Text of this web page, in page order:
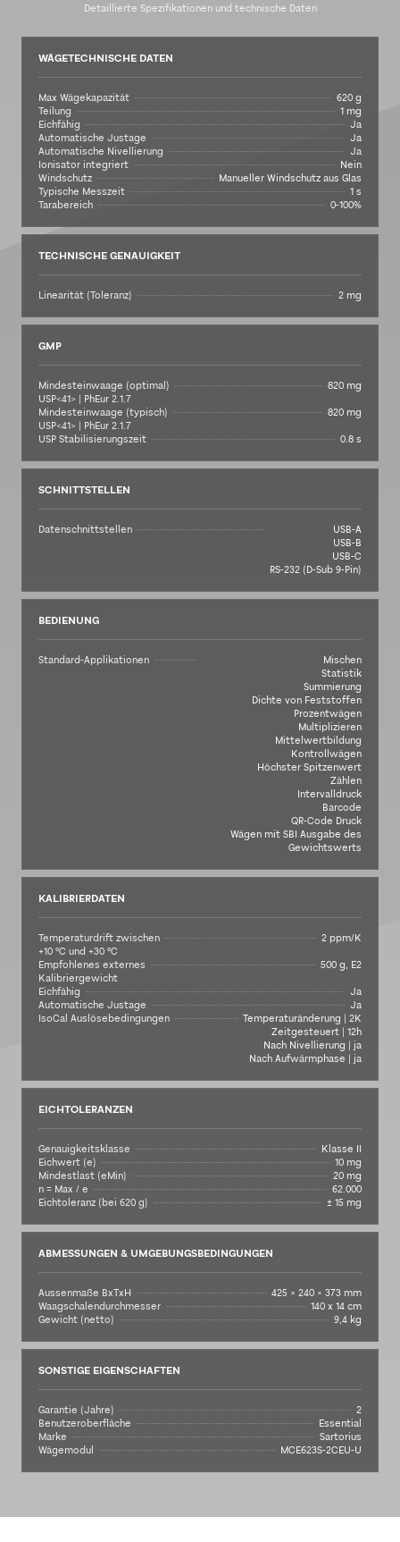
Detaillierte Spezifikationen und technische Daten
WÄGETECHNISCHE DATEN
Max Wägekapazität
620 g
Teilung
1 mg
Eichfähig
Ja
Automatische Justage
Ja
Automatische Nivellierung
Ja
Ionisator integriert
Nein
Windschutz
Manueller Windschutz aus Glas
Typische Messzeit
1 s
Tarabereich
0-100%
TECHNISCHE GENAUIGKEIT
Linearität (Toleranz) 2 mg
GMP
Mindesteinwaage (optimal)
USP<41> | PhEur 2.1.7
820 mg
Mindesteinwaage (typisch)
USP<41> | PhEur 2.1.7
820 mg
USP Stabilisierungszeit
0.8 s
SCHNITTSTELLEN
Datenschnittstellen
USB-A
USB-B
USB-C
RS-232 (D-Sub 9-Pin)
BEDIENUNG
Standard-Applikationen
Mischen
Statistik
Summierung
Dichte von Feststoffen
Prozentwägen
Multiplizieren
Mittelwertbildung
Kontrollwägen
Höchster Spitzenwert
Zählen
Intervalldruck
Barcode
QR-Code Druck
Wägen mit SBI Ausgabe des
Gewichtswerts
KALIBRIERDATEN
Temperaturdrift zwischen
+10 °C und +30 °C
2 ppm/K
Empfohlenes externes
Kalibriergewicht
500 g, E2
Eichfähig
Ja
Automatische Justage
Ja
IsoCal Auslösebedingungen
Temperaturänderung | 2K
Zeitgesteuert | 12h
Nach Nivellierung | ja
Nach Aufwärmphase | ja
EICHTOLERANZEN
Genauigkeitsklasse
Klasse II
Eichwert (e)
10 mg
Mindestlast (eMin)
20 mg
n = Max / e
62.000
Eichtoleranz (bei 620 g)
± 15 mg
ABMESSUNGEN & UMGEBUNGSBEDINGUNGEN
Aussenmaße BxTxH
425 × 240 × 373 mm
Waagschalendurchmesser
140 x 14 cm
Gewicht (netto)
9,4 kg
SONSTIGE EIGENSCHAFTEN
Garantie (Jahre)
2
Benutzeroberfläche
Essential
Marke
Sartorius
Wägemodul
MCE623S-2CEU-U